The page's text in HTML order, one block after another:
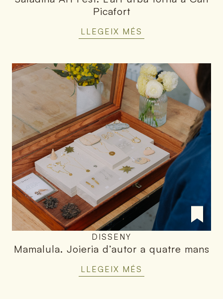
Picafort
LLEGEIX MÉS
DISSENY
Mamalula. Joieria d’autor a quatre mans
LLEGEIX MÉS